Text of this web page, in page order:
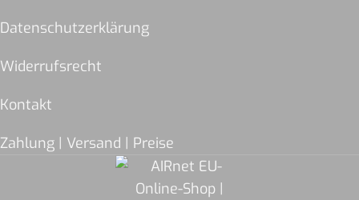
Datenschutzerklärung
Widerrufsrecht
Kontakt
Zahlung | Versand | Preise